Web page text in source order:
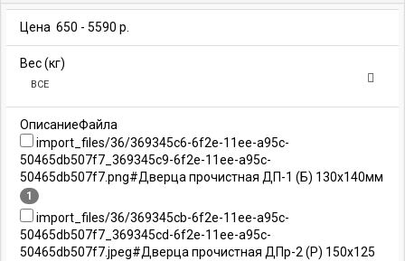
Цена 650 - 5590 р.
Вес (кг)
ВСЕ
ОписаниеФайла
import_files/36/369345c6-6f2e-11ee-a95c-
50465db507f7_369345c9-6f2e-11ee-a95c-
50465db507f7.png#Дверца прочистная ДП-1 (Б) 130х140мм
1
import_files/36/369345cb-6f2e-11ee-a95c-
50465db507f7_369345cd-6f2e-11ee-a95c-
50465db507f7.jpeg#Дверца прочистная ДПр-2 (Р) 150х125